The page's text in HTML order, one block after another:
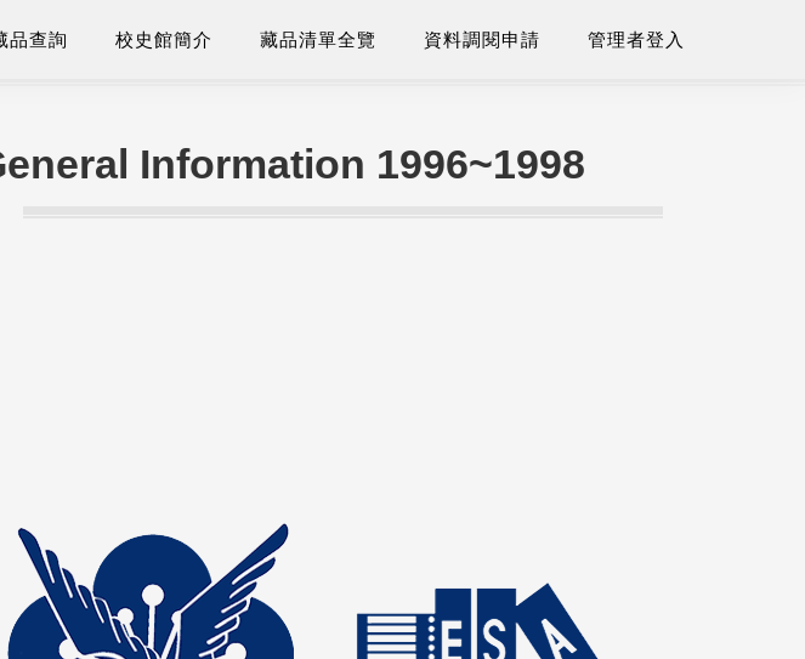
品查詢 校史館簡介 藏品清單全覽 資料調閱申請 管理者登入
Information 1996~1998